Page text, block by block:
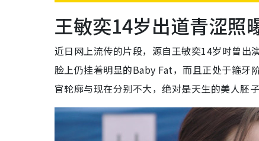
王敏奕14岁出道青涩照
近日网上流传的片段，源自王敏奕14岁时曾出
脸上仍挂着明显的Baby Fat，而且正处于箍牙
官轮廓与现在分别不大，绝对是天生的美人胚